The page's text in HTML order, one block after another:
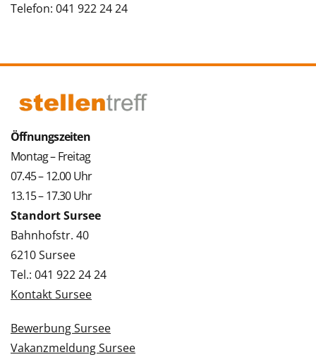
Telefon: 041 922 24 24
Öffnungszeiten
Montag – Freitag
07.45 – 12.00 Uhr
13.15 – 17.30 Uhr
Standort Sursee
Bahnhofstr. 40
6210 Sursee
Tel.: 041 922 24 24
Kontakt Sursee
Bewerbung Sursee
Vakanzmeldung Sursee